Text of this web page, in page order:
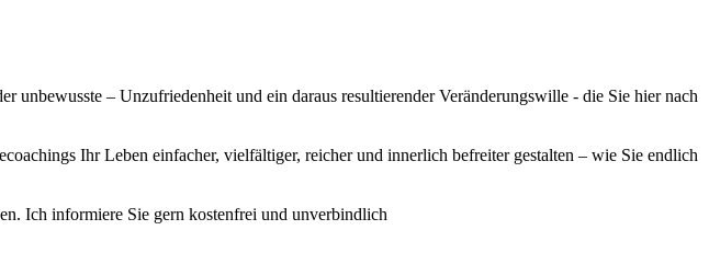
unbewusste – Unzufriedenheit und ein daraus resultierender Veränderungswille - die Sie hier nach
Ihr Leben einfacher, vielfältiger, reicher und innerlich befreiter gestalten – wie Sie endlich
Ich informiere Sie gern kostenfrei und unverbindlich